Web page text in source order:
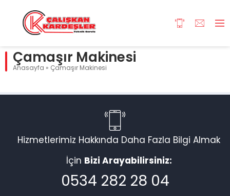
Çamaşır Makinesi
Anasayfa » Çamaşır Makinesi
Hizmetlerimiz Hakkında Daha Fazla Bilgi Almak
İçin Bizi Arayabilirsiniz:
0534 282 28 04